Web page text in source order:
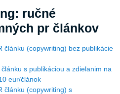
ručné
pr článkov
článku (copywriting) bez publikácie
s publikáciou a zdielanim na
eur/článok
článku (copywriting) s